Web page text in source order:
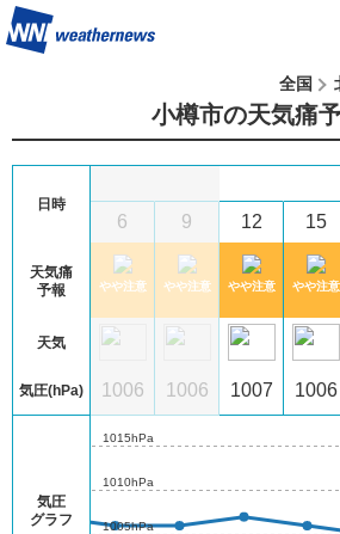
全国
小樽市の天気痛
日時
天気痛
予報
天気
気圧(hPa)
気圧
グラフ
安心
1007
6
やや注意
1006
9
やや注意
1006
12
やや注意
1007
15
やや注意
1006
1005hPa
1010hPa
1015hPa